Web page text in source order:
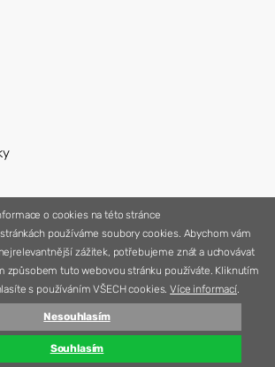
o cookies na této stránce
používáme soubory cookies. Abychom vám
zážitek, potřebujeme znát a uchovávat
způsobem tuto webovou stránku používáte. Kliknutím
s používáním VŠECH cookies.Více informací.
Nesouhlasím
Souhlasím